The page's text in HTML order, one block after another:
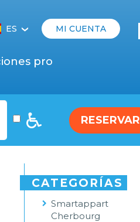
ES‹ MI CUENTA
pro
RESERVAR
CATEGORÍAS
Smartappart
Cherbourg